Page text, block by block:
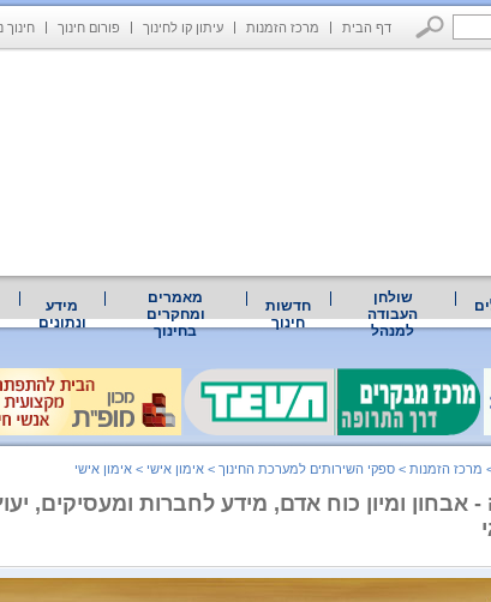
דף הבית מרכז הזמנות עיתון קו לחינוך פורום חינוך חינוך
שולחן
העבודה
למנהל
חדשות
חינוך
מאמרים
ומחקרים
בחינוך
מידע
ונתונים
מרכז הזמנות > ספקי השירותים למערכת החינוך > אימון אישי > אימון אישי
אבחון ומיון כוח אדם, מידע לחברות ומעסיקים, יעוץ